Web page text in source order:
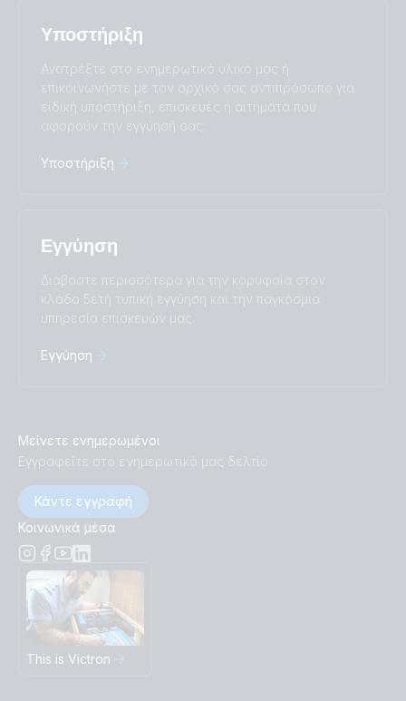
Suomalainen
Русский
Українська
中國人
Subscribe
Υποστήριξη
Ανατρέξτε στο ενημερωτικό υλικό μας ή
επικοινωνήστε με τον αρχικό σας αντιπρόσωπο για
ειδική υποστήριξη, επισκευές ή αιτήματα που
αφορούν την εγγύησή σας.
Υποστήριξη
Εγγύηση
Διαβάστε περισσότερα για την κορυφαία στον
κλάδο 5ετή τυπική εγγύηση και την παγκόσμια
υπηρεσία επισκευών μας.
Εγγύηση
Μείνετε ενημερωμένοι
Εγγραφείτε στο ενημερωτικό μας δελτίο
Κάντε εγγραφή
Κοινωνικά μέσα
This is Victron